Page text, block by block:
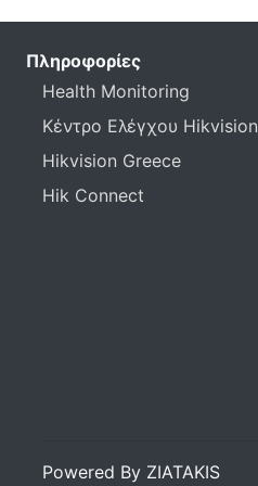
Πληροφορίες
Health Monitoring
Κέντρο Ελέγχου Hikvision
Hikvision Greece
Hik Connect
Powered By ZIATAKIS